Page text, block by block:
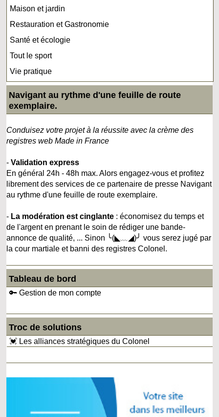
Maison et jardin
Restauration et Gastronomie
Santé et écologie
Tout le sport
Vie pratique
Navigant au rythme d'une feuille de route
exemplaire.
Conduisez votre projet à la réussite avec la crème des
registres web Made in France
-Validation express
En général 24h - 48h max. Alors engagez-vous et profitez
librement des services de ce partenaire de presse Navigant
au rythme d'une feuille de route exemplaire.
- La modération est cinglante : économisez du temps et
de l'argent en prenant le soin de rédiger une bande-
annonce de qualité, ... Sinon ╰(◣﹏◢)╯ vous serez jugé par
la cour martiale et banni des registres Colonel.
Tableau de bord
🔑 Gestion de mon compte
Troc de solutions
💓 Les alliances stratégiques du Colonel